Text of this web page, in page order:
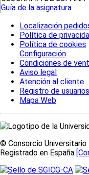
Guía de la asignatura
Localización
Política de
Política de cookies
Configuración
Condiciones de
Aviso legal
Atención al cliente
Registro de usuarios
Mapa Web
© Consorcio
Registrado en España